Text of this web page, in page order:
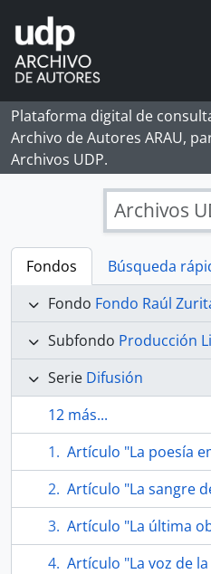
Skip to main content
Plataforma digital de
Archivo de Autores ARAU,
Archivos UDP.
Archivos
Fondos
Búsqueda
Fondo Fondo Raúl
Subfondo Producción
Serie Difusión
12 más...
Artículo "La poesía
Artículo "La sangre del
Artículo "La última obra
Artículo "La voz de la farándula